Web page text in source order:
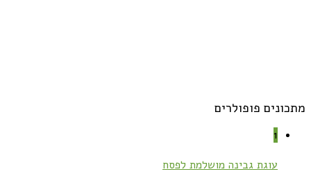
מתכונים פופולרים
1
עוגת גבינה מושלמת לפסח